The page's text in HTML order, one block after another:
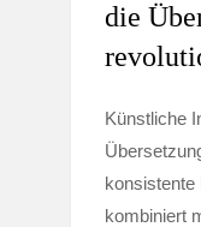
die
Künstliche
konsistente
kombiniert